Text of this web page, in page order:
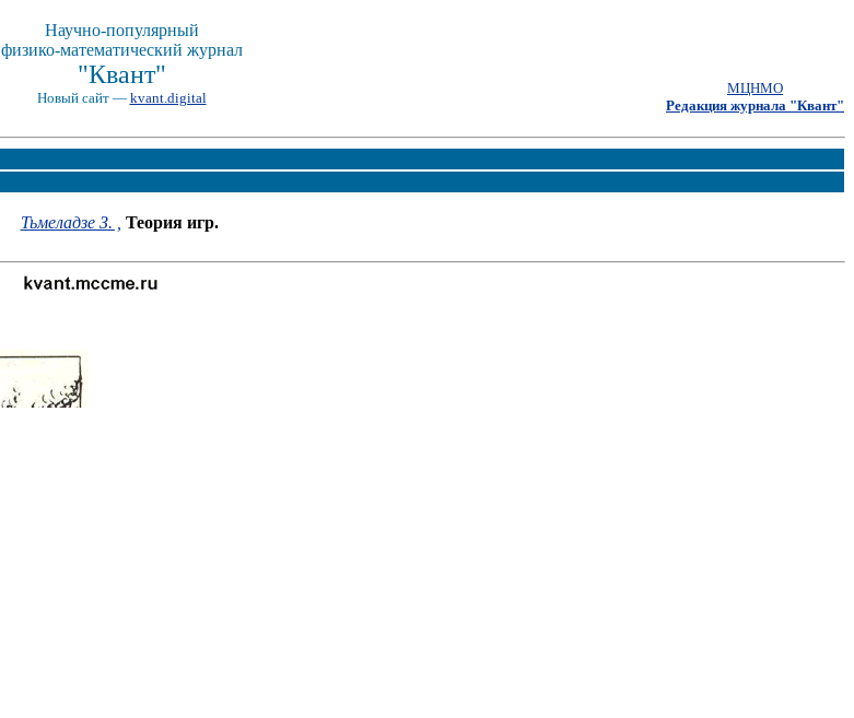
Научно-популярный
физико-математический журнал
"Квант"
Новый сайт — kvant.digital
МЦНМО
Редакция журнала "Квант"
Тьмеладзе З. , Теория игр.